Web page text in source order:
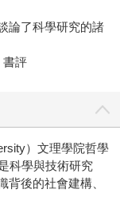
論了科學研究的諸
書評
）文理學院哲學
科學與技術研究
背後的社會建構、